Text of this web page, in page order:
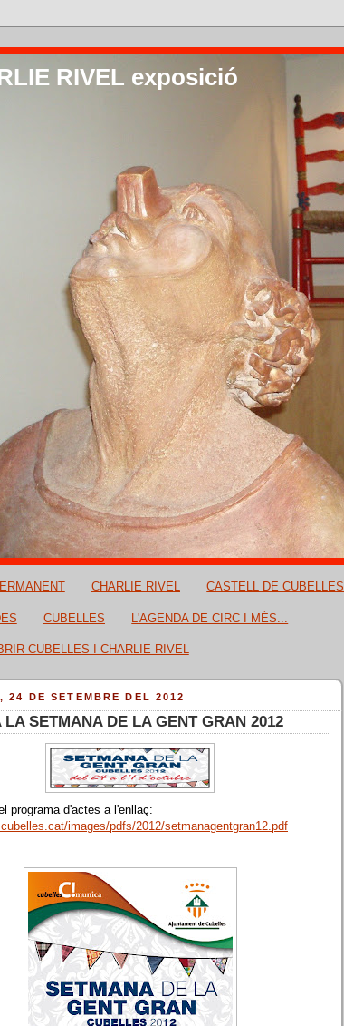
RIVEL exposició
CHARLIE RIVEL CASTELL DE CUBELLES
CUBELLES L'AGENDA DE CIRC I MÉS...
CUBELLES I CHARLIE RIVEL
24 DE SETEMBRE DEL 2012
LA SETMANA DE LA GENT GRAN 2012
programa d'actes a l'enllaç:
images/pdfs/2012/setmanagentgran12.pdf